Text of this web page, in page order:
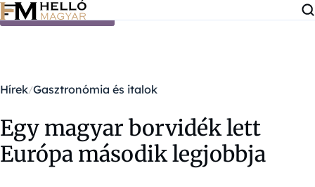
Ugrás a tartalomra
Hírek Gasztronómia és italok
Egy magyar borvidék lett
Európa második legjobbja